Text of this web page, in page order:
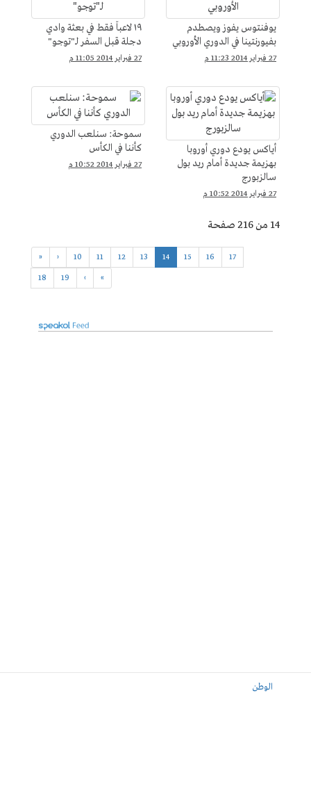
يوفنتوس يفوز ويصطدم
بفيورنتينا في الدوري الأوروبي
27 فبراير 2014 11:23 م
١٩ لاعباً فقط في بعثة وادي
دجلة قبل السفر لـ"توجو"
27 فبراير 2014 11:05 م
أياكس يودع دوري أوروبا
بهزيمة جديدة أمام ريد بول
سالزبورج
27 فبراير 2014 10:52 م
سموحة: سنلعب الدوري
كأننا في الكأس
27 فبراير 2014 10:52 م
14 من 216 صفحة
« ‹ 10 11 12 13 14 15 16 17
18 19 › »
الوطن